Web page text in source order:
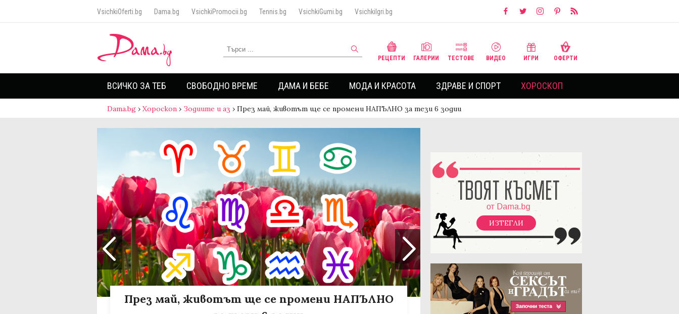
VsichkiOferti.bg Dama.bg VsichkiPromocii.bg Tennis.bg VsichkiGumi.bg VsichkiIgri.bg
РЕЦЕПТИ ГАЛЕРИИ ТЕСТОВЕ ВИДЕО ИГРИ ОФЕРТИ
ВСИЧКО ЗА ТЕБ СВОБОДНО ВРЕМЕ ДАМА И БЕБЕ МОДА И КРАСОТА ЗДРАВЕ И СПОРТ ХОРОСКОП
Dama.bg › Хороскоп › Зодиите и аз › През май, животът ще се промени НАПЪЛНО за тези 6 зодии
През май, животът ще се промени НАПЪЛНО
ИЗТЕГЛИ